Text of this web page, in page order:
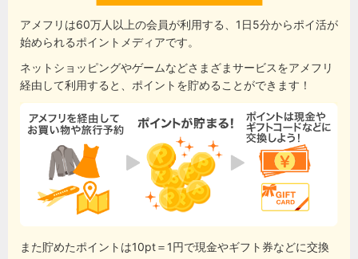
アメフリは60万人以上の会員が利用する、1日5分からポイ活が
始められるポイントメディアです。
ネットショッピングやゲームなどさまざまサービスをアメフリ
経由して利用すると、ポイントを貯めることができます！
また貯めたポイントは10pt＝1円で現金やギフト券などに交換